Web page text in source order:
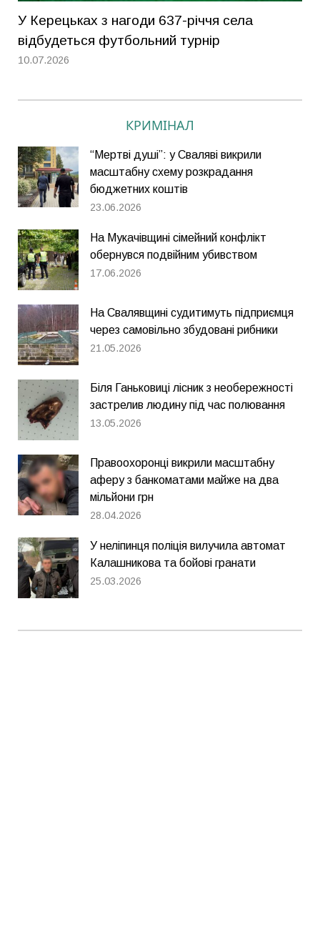
У Керецьках з нагоди 637-річчя села
відбудеться футбольний турнір
10.07.2026
КРИМІНАЛ
“Мертві душі”: у Сваляві викрили
масштабну схему розкрадання
бюджетних коштів
23.06.2026
На Мукачівщині сімейний конфлікт
обернувся подвійним убивством
17.06.2026
На Свалявщині судитимуть підприємця
через самовільно збудовані рибники
21.05.2026
Біля Ганьковиці лісник з необережності
застрелив людину під час полювання
13.05.2026
Правоохоронці викрили масштабну
аферу з банкоматами майже на два
мільйони грн
28.04.2026
У неліпинця поліція вилучила автомат
Калашникова та бойові гранати
25.03.2026